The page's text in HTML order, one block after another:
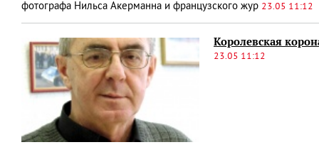
фотографа Нильса Акерманна и французского жур 23.05 11:12
Королевская
23.05 11:12